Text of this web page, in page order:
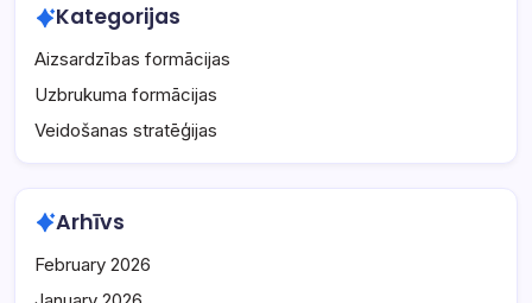
Kategorijas
Aizsardzības formācijas
Uzbrukuma formācijas
Veidošanas stratēģijas
Arhīvs
February 2026